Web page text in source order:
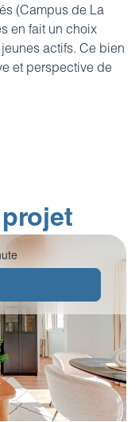
(Campus de La
en fait un choix
actifs. Ce bien
et perspective de
projet